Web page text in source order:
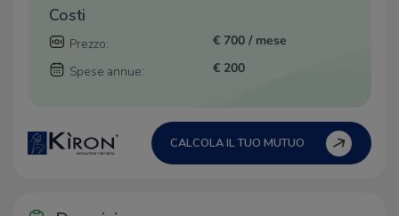
Costi
Prezzo:
€ 700 / mese
Spese annue:
€ 200
CALCOLA IL TUO MUTUO